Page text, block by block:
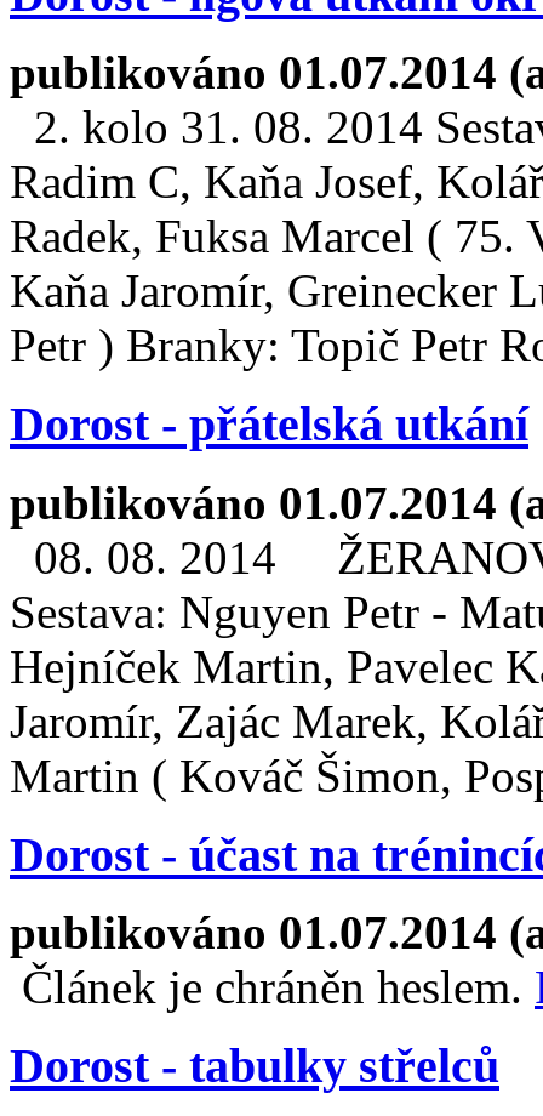
publikováno 01.07.2014
2. kolo 31. 08. 2014
Radim C, Kaňa Josef,
Radek, Fuksa Marcel (
Kaňa Jaromír, Greinecker
Petr ) Branky: Topič Petr
Dorost - přátelská utkání
publikováno 01.07.2014
08. 08. 2014
Sestava: Nguyen Petr -
Hejníček Martin, Pavelec
Jaromír, Zajác Marek,
Martin ( Kováč Šimon,
Dorost - účast na
publikováno 01.07.2014
Článek je chráněn heslem.
Dorost - tabulky střelců